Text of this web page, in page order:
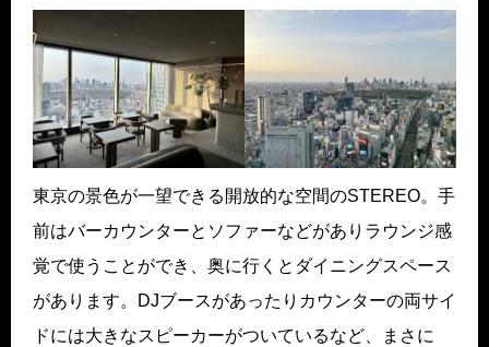
東京の景色が一望できる開放的な空間のSTEREO。手
前はバーカウンターとソファーなどがありラウンジ感
覚で使うことができ、奥に行くとダイニングスペース
があります。DJブースがあったりカウンターの両サイ
ドには大きなスピーカーがついているなど、まさに